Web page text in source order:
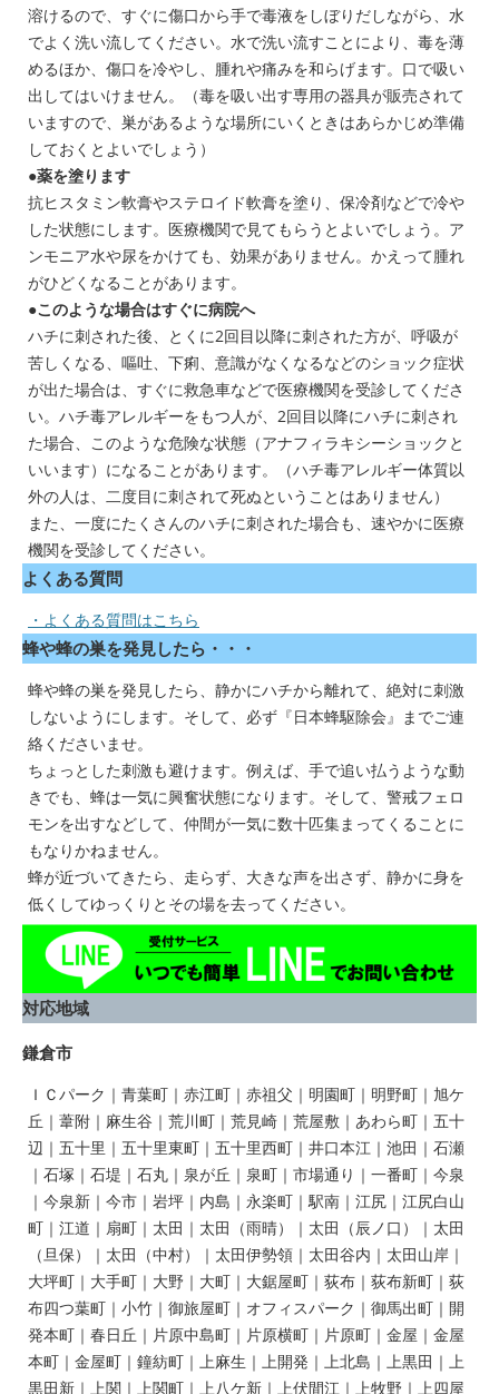
溶けるので、すぐに傷口から手で毒液をしぼりだしながら、水
でよく洗い流してください。水で洗い流すことにより、毒を薄
めるほか、傷口を冷やし、腫れや痛みを和らげます。口で吸い
出してはいけません。（毒を吸い出す専用の器具が販売されて
いますので、巣があるような場所にいくときはあらかじめ準備
しておくとよいでしょう）
●薬を塗ります
抗ヒスタミン軟膏やステロイド軟膏を塗り、保冷剤などで冷や
した状態にします。医療機関で見てもらうとよいでしょう。ア
ンモニア水や尿をかけても、効果がありません。かえって腫れ
がひどくなることがあります。
●このような場合はすぐに病院へ
ハチに刺された後、とくに2回目以降に刺された方が、呼吸が
苦しくなる、嘔吐、下痢、意識がなくなるなどのショック症状
が出た場合は、すぐに救急車などで医療機関を受診してくださ
い。ハチ毒アレルギーをもつ人が、2回目以降にハチに刺され
た場合、このような危険な状態（アナフィラキシーショックと
いいます）になることがあります。（ハチ毒アレルギー体質以
外の人は、二度目に刺されて死ぬということはありません）
また、一度にたくさんのハチに刺された場合も、速やかに医療
機関を受診してください。
よくある質問
・よくある質問はこちら
蜂や蜂の巣を発見したら・・・
蜂や蜂の巣を発見したら、静かにハチから離れて、絶対に刺激
しないようにします。そして、必ず『日本蜂駆除会』までご連
絡くださいませ。
ちょっとした刺激も避けます。例えば、手で追い払うような動
きでも、蜂は一気に興奮状態になります。そして、警戒フェロ
モンを出すなどして、仲間が一気に数十匹集まってくることに
もなりかねません。
蜂が近づいてきたら、走らず、大きな声を出さず、静かに身を
低くしてゆっくりとその場を去ってください。
対応地域
鎌倉市
ＩＣパーク｜青葉町｜赤江町｜赤祖父｜明園町｜明野町｜旭ケ
丘｜葦附｜麻生谷｜荒川町｜荒見崎｜荒屋敷｜あわら町｜五十
辺｜五十里｜五十里東町｜五十里西町｜井口本江｜池田｜石瀬
｜石塚｜石堤｜石丸｜泉が丘｜泉町｜市場通り｜一番町｜今泉
｜今泉新｜今市｜岩坪｜内島｜永楽町｜駅南｜江尻｜江尻白山
町｜江道｜扇町｜太田｜太田（雨晴）｜太田（辰ノ口）｜太田
（旦保）｜太田（中村）｜太田伊勢領｜太田谷内｜太田山岸｜
大坪町｜大手町｜大野｜大町｜大鋸屋町｜荻布｜荻布新町｜荻
布四つ葉町｜小竹｜御旅屋町｜オフィスパーク｜御馬出町｜開
発本町｜春日丘｜片原中島町｜片原横町｜片原町｜金屋｜金屋
本町｜金屋町｜鐘紡町｜上麻生｜上開発｜上北島｜上黒田｜上
黒田新｜上関｜上関町｜上八ケ新｜上伏間江｜上牧野｜上四屋